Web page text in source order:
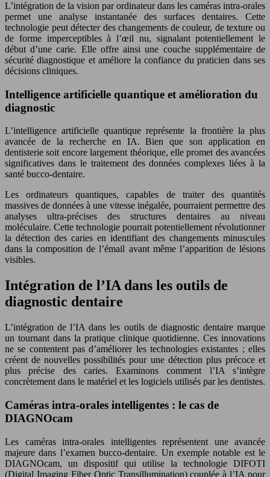
L’intégration de la vision par ordinateur dans les caméras intra-orales
permet une analyse instantanée des surfaces dentaires. Cette
technologie peut détecter des changements de couleur, de texture ou
de forme imperceptibles à l’œil nu, signalant potentiellement le
début d’une carie. Elle offre ainsi une couche supplémentaire de
sécurité diagnostique et améliore la confiance du praticien dans ses
décisions cliniques.
Intelligence artificielle quantique et amélioration du
diagnostic
L’intelligence artificielle quantique représente la frontière la plus
avancée de la recherche en IA. Bien que son application en
dentisterie soit encore largement théorique, elle promet des avancées
significatives dans le traitement des données complexes liées à la
santé bucco-dentaire.
Les ordinateurs quantiques, capables de traiter des quantités
massives de données à une vitesse inégalée, pourraient permettre des
analyses ultra-précises des structures dentaires au niveau
moléculaire. Cette technologie pourrait potentiellement révolutionner
la détection des caries en identifiant des changements minuscules
dans la composition de l’émail avant même l’apparition de lésions
visibles.
Intégration de l’IA dans les outils de
diagnostic dentaire
L’intégration de l’IA dans les outils de diagnostic dentaire marque
un tournant dans la pratique clinique quotidienne. Ces innovations
ne se contentent pas d’améliorer les technologies existantes ; elles
créent de nouvelles possibilités pour une détection plus précoce et
plus précise des caries. Examinons comment l’IA s’intègre
concrètement dans le matériel et les logiciels utilisés par les dentistes.
Caméras intra-orales intelligentes : le cas de
DIAGNOcam
Les caméras intra-orales intelligentes représentent une avancée
majeure dans l’examen bucco-dentaire. Un exemple notable est le
DIAGNOcam, un dispositif qui utilise la technologie DIFOTI
(Digital Imaging Fiber Optic Transillumination) couplée à l’IA pour